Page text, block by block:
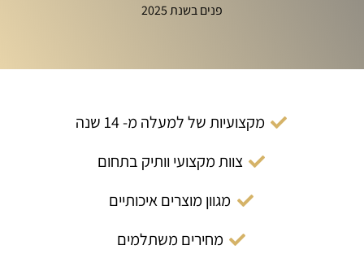
פנים בשנת 2025
מקצועיות של למעלה מ- 14 שנה
צוות מקצועי וותיק בתחום
מגוון מוצרים איכותיים
מחירים משתלמים